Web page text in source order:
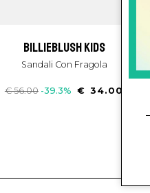
billieblush kids
Sandali Con Fragola
€ 56.00 -39.3% € 34.00